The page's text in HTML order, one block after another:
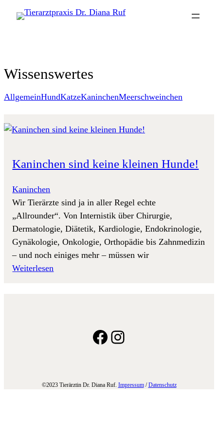
Zum
Inhalt
Wissenswertes
AllgemeinHundKatzeKaninchenMeerschweinchen
Kaninchen sind keine kleinen Hunde!
Kaninchen
Wir Tierärzte sind ja in aller Regel echte
„Allrounder“. Von Internistik über Chirurgie,
Dermatologie, Diätetik, Kardiologie, Endokrinologie,
Gynäkologie, Onkologie, Orthopädie bis Zahnmedizin
– und noch einiges mehr – müssen wir
Weiterlesen
Facebook
Instagram
©2023 Tierärztin Dr. Diana Ruf. Impressum/Datenschutz